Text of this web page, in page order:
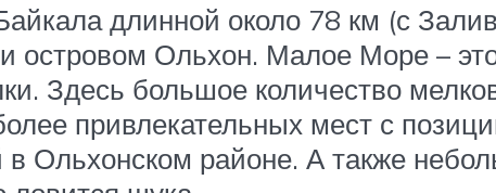
длинной около 78 км (с
островом Ольхон. Малое Море –
Здесь большое количество
привлекательных мест с
Ольхонском районе. А также